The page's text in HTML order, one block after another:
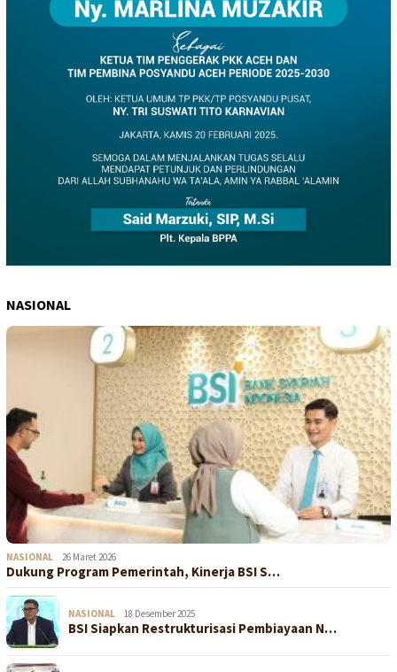
NASIONAL
NASIONAL 26 Maret 2026
Dukung Program Pemerintah, Kinerja BSI S…
NASIONAL 18 Desember 2025
BSI Siapkan Restrukturisasi Pembiayaan N…